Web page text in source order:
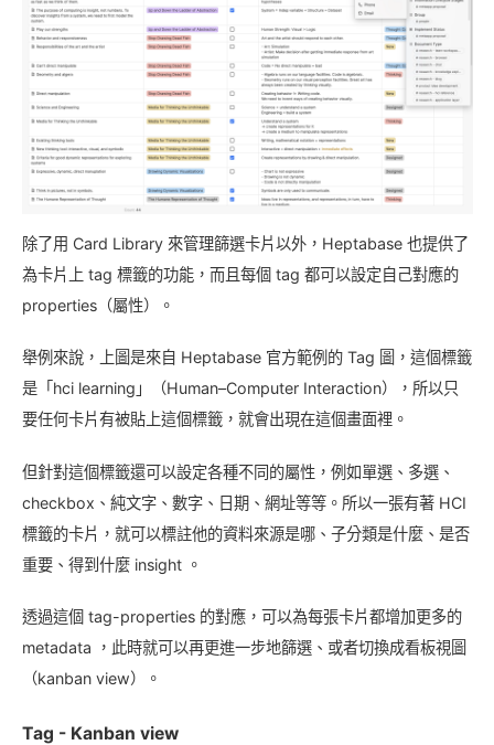
除了用 Card Library 來管理篩選卡片以外，Heptabase 也提供了
為卡片上 tag 標籤的功能，而且每個 tag 都可以設定自己對應的
properties（屬性）。
舉例來說，上圖是來自 Heptabase 官方範例的 Tag 圖，這個標籤
是「hci learning」（Human–Computer Interaction），所以只
要任何卡片有被貼上這個標籤，就會出現在這個畫面裡。
但針對這個標籤還可以設定各種不同的屬性，例如單選、多選、
checkbox、純文字、數字、日期、網址等等。所以一張有著 HCI
標籤的卡片，就可以標註他的資料來源是哪、子分類是什麼、是否
重要、得到什麼 insight 。
透過這個 tag-properties 的對應，可以為每張卡片都增加更多的
metadata ，此時就可以再更進一步地篩選、或者切換成看板視圖
（kanban view）。
Tag - Kanban view